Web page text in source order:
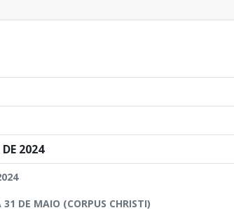
2024
DE MAIO (CORPUS CHRISTI)